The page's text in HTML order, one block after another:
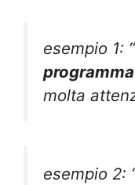
esempio 1:
molta
esempio 2: